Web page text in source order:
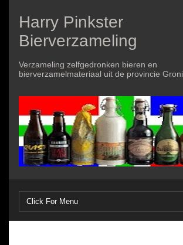
Harry Pinkster
Bierverzameling
Verzameling zelfgedronken bieren en
bierverzamelmateriaal uit de provincie